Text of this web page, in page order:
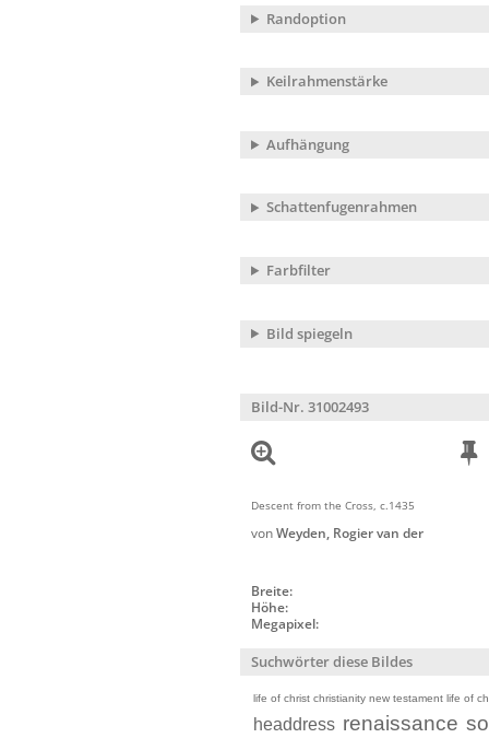
Randoption
Keilrahmenstärke
Aufhängung
Schattenfugenrahmen
Farbfilter
Bild spiegeln
Bild-Nr. 31002493
Descent from the Cross, c.1435
vonWeyden, Rogier van der
Breite:
Höhe:
Megapixel:
Suchwörter diese Bildes
life of christ christianity new testament life of
headdress renaissance